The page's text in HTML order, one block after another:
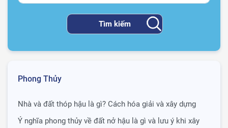
Phong Thủy
Nhà và đất thóp hậu là gì? Cách hóa giải và xây dựng
Ý nghĩa phong thủy về đất nở hậu là gì và lưu ý khi xây